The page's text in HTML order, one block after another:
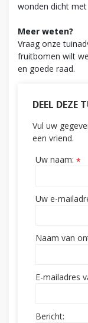
wonden dicht
Meer weten?
Vraag onze
fruitbomen wilt
en goede raad.
DEEL DEZE
Vul uw
een vriend.
Uw naam: *
Uw e-
Naam van
E-mailadres
Bericht: